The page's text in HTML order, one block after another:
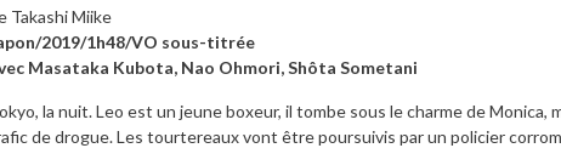
Takashi Miike
2019/1h48/VO sous-titrée
Masataka Kubota, Nao Ohmori, Shôta Sometani
la nuit. Leo est un jeune boxeur, il tombe sous le charme de Monica,
de drogue. Les tourtereaux vont être poursuivis par un policier